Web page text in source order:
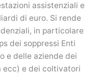
assistenziali e
di euro. Si rende
in particolare
dei soppressi Enti
e delle aziende dei
ecc) e dei coltivatori